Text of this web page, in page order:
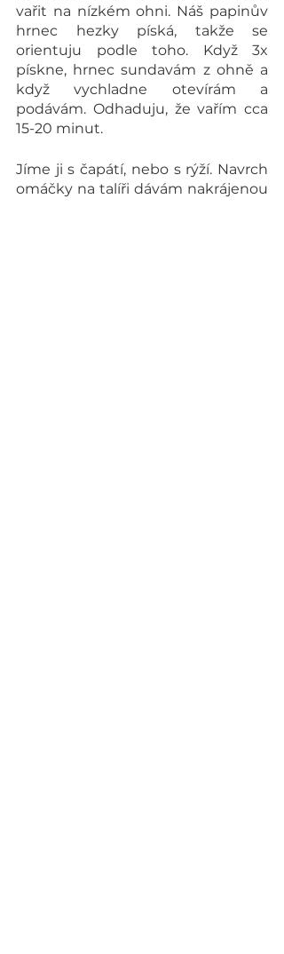
vařit na nízkém ohni. Náš papinův
hrnec hezky píská, takže se
orientuju podle toho. Když 3x
pískne, hrnec sundavám z ohně a
když vychladne otevírám a
podávám. Odhaduju, že vařím cca
15-20 minut.
Jíme ji s čapátí, nebo s rýží. Navrch
omáčky na talíři dávám nakrájenou